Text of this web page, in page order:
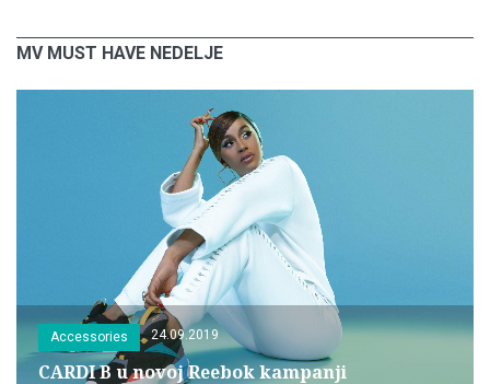
MV MUST HAVE NEDELJE
Accessories 24.09.2019
CARDI B u novoj Reebok kampanji